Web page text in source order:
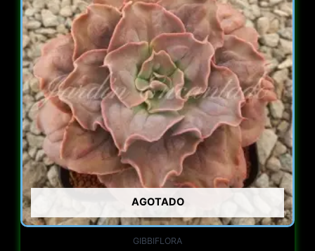
AGOTADO
GIBBIFLORA